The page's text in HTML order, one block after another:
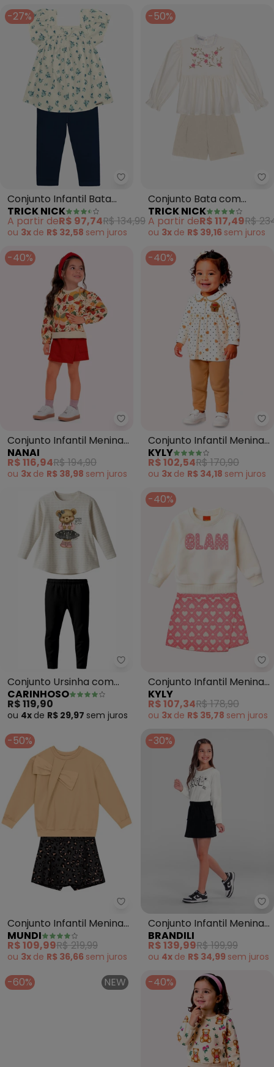
-27%
Trick Nick - Conjunto Infantil
Conjunto Infantil Bata
com Legging (Bege)
TRICK NICK
A partir deR$ 97,74R$ 134,99
ou 3x de R$ 32,58 sem juros
-50%
Conjunto Bata com
Shorts Tricoline (Bege)
TRICK NICK
A partir deR$ 117,49R$
ou 3x de R$ 39,16 sem juros
-40%
Nanai - Conjunto Infantil
Conjunto Infantil Menina
Borboletas (Bege)
NANAI
R$ 116,94R$ 194,90
ou 3x de R$ 38,98 sem juros
-40%
Conjunto Infantil Menina
Corações (Bege)
KYLY
R$ 102,54R$ 170,90
ou 3x de R$ 34,18 sem juros
Carinhoso - Conjunto Ursinha
Conjunto Ursinha com
Pérolas (Off White)
CARINHOSO
R$ 119,90
ou 4x de R$ 29,97 sem juros
-40%
Conjunto Infantil Menina
Bordado (Bege)
KYLY
R$ 107,34R$ 178,90
ou 3x de R$ 35,78 sem juros
-50%
Mundi - Conjunto Infantil
Conjunto Infantil Menina
de Oncinha (Bege)
MUNDI
R$ 109,99R$ 219,99
ou 3x de R$ 36,66 sem juros
-30%
Conjunto Infantil Menina
(Natural)
BRANDILI
R$ 139,99R$ 199,99
ou 4x de R$ 34,99 sem juros
-60% NEW -40%